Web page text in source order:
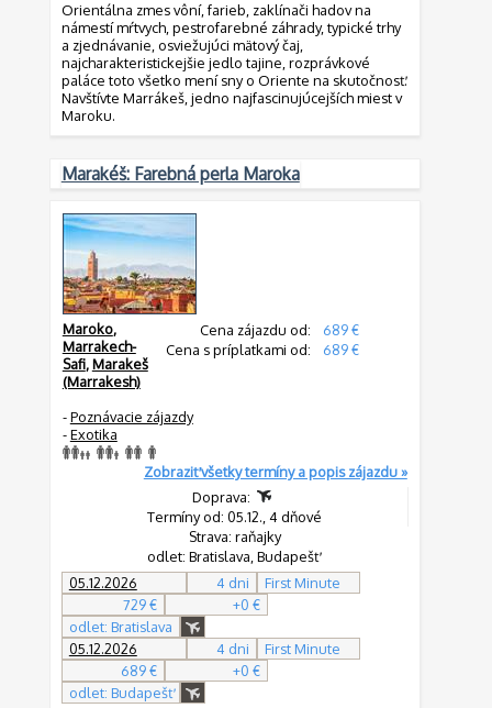
Orientálna zmes vôní, farieb, zaklínači hadov na
námestí mŕtvych, pestrofarebné záhrady, typické trhy
a zjednávanie, osviežujúci mätový čaj,
najcharakteristickejšie jedlo tajine, rozprávkové
paláce toto všetko mení sny o Oriente na skutočnosť.
Navštívte Marrákeš, jedno najfascinujúcejších miest v
Maroku.
Marakéš: Farebná perla Maroka
Cena zájazdu od:
689 €
Cena s príplatkami od:
689 €
Maroko,
Marrakech-
Safi,Marakeš
(Marrakesh)
-Poznávacie zájazdy
-Exotika
Zobraziť všetky termíny a popis zájazdu »
Doprava:
Termíny od: 05.12., 4 dňové
Strava: raňajky
odlet: Bratislava, Budapešť
05.12.2026
4 dni
First Minute
729 €
+0 €
odlet: Bratislava
05.12.2026
4 dni
First Minute
689 €
+0 €
odlet: Budapešť